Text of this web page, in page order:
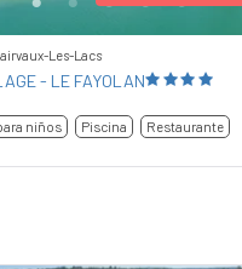
Les-Lacs
- LE FAYOLAN
niños Piscina Restaurante